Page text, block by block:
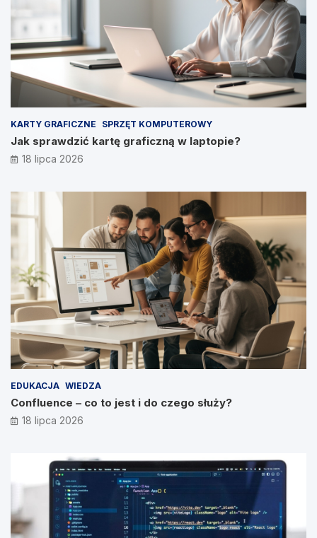
KARTY GRAFICZNE SPRZĘT KOMPUTEROWY
Jak sprawdzić kartę graficzną w laptopie?
18 lipca 2026
EDUKACJA WIEDZA
Confluence – co to jest i do czego służy?
18 lipca 2026